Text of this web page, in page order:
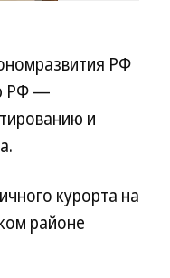
РФ
РФ —
и
курорта на
районе